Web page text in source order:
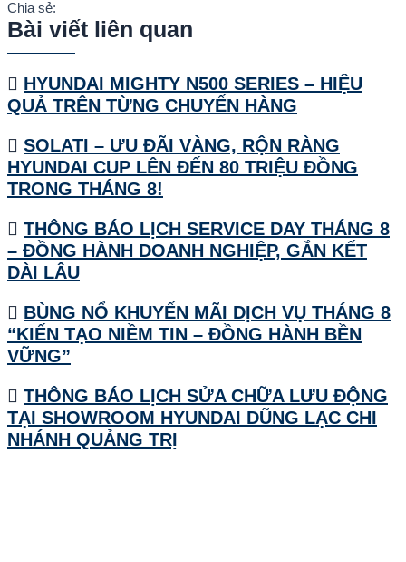
Chia sẻ:
Bài viết liên quan
HYUNDAI MIGHTY N500 SERIES – HIỆU
QUẢ TRÊN TỪNG CHUYẾN HÀNG
SOLATI – ƯU ĐÃI VÀNG, RỘN RÀNG
HYUNDAI CUP LÊN ĐẾN 80 TRIỆU ĐỒNG
TRONG THÁNG 8!
THÔNG BÁO LỊCH SERVICE DAY THÁNG 8
– ĐỒNG HÀNH DOANH NGHIỆP, GẮN KẾT
DÀI LÂU
BÙNG NỔ KHUYẾN MÃI DỊCH VỤ THÁNG 8
“KIẾN TẠO NIỀM TIN – ĐỒNG HÀNH BỀN
VỮNG”
THÔNG BÁO LỊCH SỬA CHỮA LƯU ĐỘNG
TẠI SHOWROOM HYUNDAI DŨNG LẠC CHI
NHÁNH QUẢNG TRỊ